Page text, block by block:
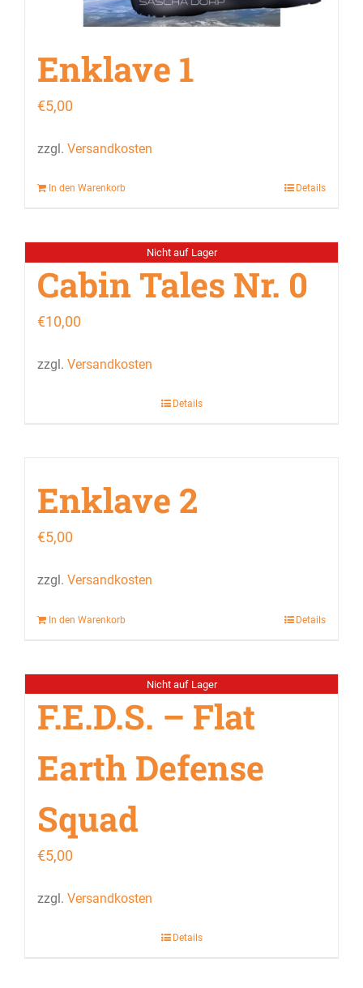
Enklave 1
€5,00
zzgl. Versandkosten
In den Warenkorb Details
Nicht auf Lager
Cabin Tales Nr. 0
€10,00
zzgl. Versandkosten
Details
Enklave 2
€5,00
zzgl. Versandkosten
In den Warenkorb Details
Nicht auf Lager
F.E.D.S. – Flat
Earth Defense
Squad
€5,00
zzgl. Versandkosten
Details